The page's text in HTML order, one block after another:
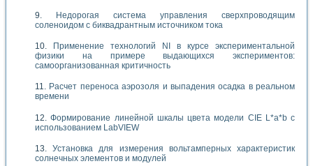
Недорогая система управления сверхпроводящим
соленоидом с биквадрантным источником тока
Применение технологий NI в курсе экспериментальной
физики на примере выдающихся экспериментов:
самоорганизованная критичность
Расчет переноса аэрозоля и выпадения осадка в реальном
времени
Формирование линейной шкалы цвета модели CIE L*a*b с
использованием LabVIEW
Установка для измерения вольтамперных характеристик
солнечных элементов и модулей